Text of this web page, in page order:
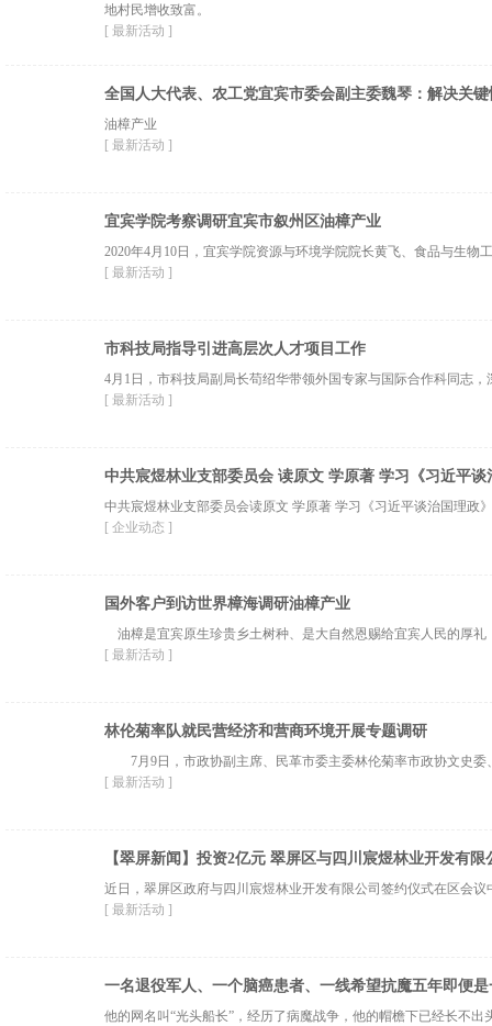
地村民增收致富。
[ 最新活动 ]
全国人大代表、农工党宜宾市委会副主委魏琴：解决关
油樟产业
[ 最新活动 ]
宜宾学院考察调研宜宾市叙州区油樟产业
2020年4月10日，宜宾学院资源与环境学院院长黄飞、食品与生
[ 最新活动 ]
市科技局指导引进高层次人才项目工作
4月1日，市科技局副局长苟绍华带领外国专家与国际合作科同志
[ 最新活动 ]
中共宸煜林业支部委员会 读原文 学原著 学习《习近平谈
中共宸煜林业支部委员会读原文 学原著 学习《习近平谈治国理政》
[ 企业动态 ]
国外客户到访世界樟海调研油樟产业
油樟是宜宾原生珍贵乡土树种、是大自然恩赐给宜宾人民的厚礼
[ 最新活动 ]
林伦菊率队就民营经济和营商环境开展专题调研
7月9日，市政协副主席、民革市委主委林伦菊率市政协文史委
[ 最新活动 ]
【翠屏新闻】投资2亿元 翠屏区与四川宸煜林业开发有限
近日，翠屏区政府与四川宸煜林业开发有限公司签约仪式在区会
[ 最新活动 ]
一名退役军人、一个脑癌患者、一线希望抗魔五年即便
他的网名叫“光头船长”，经历了病魔战争，他的帽檐下已经长不